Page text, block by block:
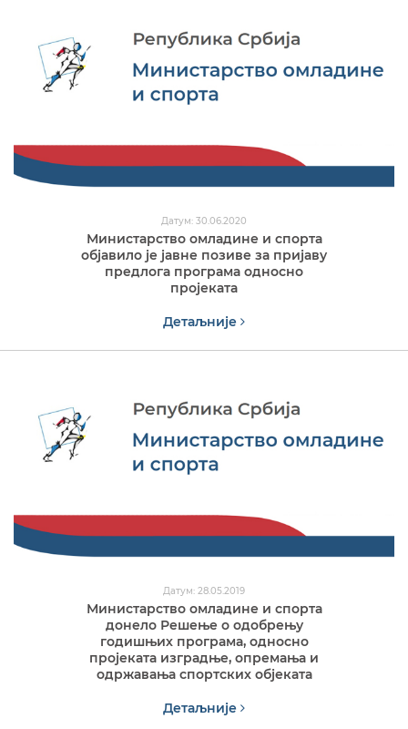
Датум: 30.06.2020
Министарство омладине и спорта
објавило је јавне позиве за пријаву
предлога програма односно
пројеката
Детаљније
Датум: 28.05.2019
Министарство омладине и спорта
донело Решење о одобрењу
годишњих програма, односно
пројеката изградње, опремања и
одржавања спортских објеката
Детаљније